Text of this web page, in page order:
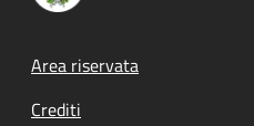
Footer menu
Area riservata
Crediti